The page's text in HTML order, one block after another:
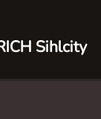
Sihlcity